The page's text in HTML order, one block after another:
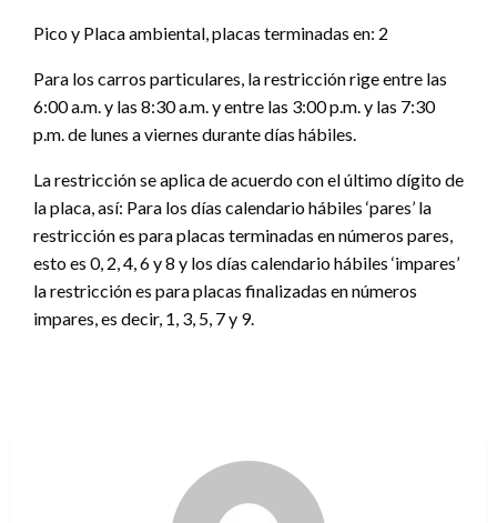
Pico y Placa ambiental, placas terminadas en: 2
Para los carros particulares, la restricción rige entre las
6:00 a.m. y las 8:30 a.m. y entre las 3:00 p.m. y las 7:30
p.m. de lunes a viernes durante días hábiles.
La restricción se aplica de acuerdo con el último dígito de
la placa, así: Para los días calendario hábiles ‘pares’ la
restricción es para placas terminadas en números pares,
esto es 0, 2, 4, 6 y 8 y los días calendario hábiles ‘impares’
la restricción es para placas finalizadas en números
impares, es decir, 1, 3, 5, 7 y 9.